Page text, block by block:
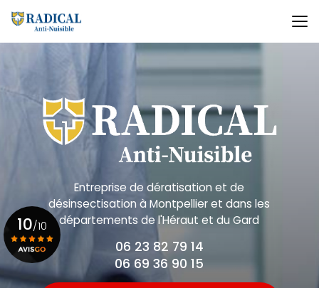
au
contenu
principal
Entreprise de dératisation et de
désinsectisationà Montpellier et dans les
départements de l'Héraut et du Gard
06 23 82 79 14
06 69 36 90 15
10/10
Voir le certificat